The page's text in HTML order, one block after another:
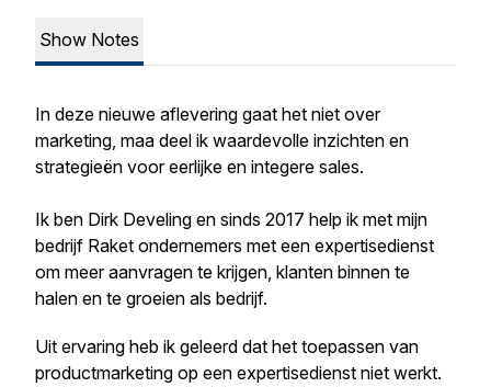
Show Notes
In deze nieuwe aflevering gaat het niet over
marketing, maa deel ik waardevolle inzichten en
strategieën voor eerlijke en integere sales.
Ik ben Dirk Develing en sinds 2017 help ik met mijn
bedrijf Raket ondernemers met een expertisedienst
om meer aanvragen te krijgen, klanten binnen te
halen en te groeien als bedrijf.
Uit ervaring heb ik geleerd dat het toepassen van
productmarketing op een expertisedienst niet werkt.